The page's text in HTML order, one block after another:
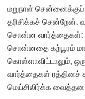
மறுநாள் சென்னைக்குப்
தரிசிக்கச்
சொன்ன வார்த்தைகள்:
சொன்னதை கற்பூரம்
கொள்ளாவிட்டாலும்,
வார்த்தைகள் ரத்தினச்
மெய்சிலிர்க்க